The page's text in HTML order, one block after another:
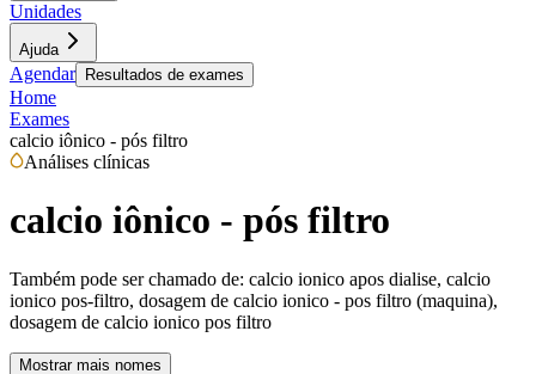
Unidades
Ajuda
Agendar Resultados de exames
Home
Exames
calcio iônico - pós filtro
Análises clínicas
calcio iônico - pós filtro
Também pode ser chamado de: calcio ionico apos dialise, calcio
ionico pos-filtro, dosagem de calcio ionico - pos filtro (maquina),
dosagem de calcio ionico pos filtro
Mostrar mais nomes